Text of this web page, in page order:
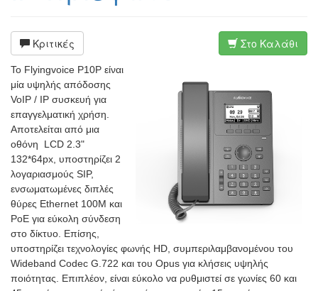
Κριτικές Στο Καλάθι
Το Flyingvoice P10P είναι
μία υψηλής απόδοσης
VoIP / IP συσκευή για
επαγγελματική χρήση.
Αποτελείται από μια
οθόνη LCD 2.3"
132*64px, υποστηρίζει 2
λογαριασμούς SIP,
ενσωματωμένες διπλές
θύρες Ethernet 100M και
PoE για εύκολη σύνδεση
στο δίκτυο. Επίσης,
υποστηρίζει τεχνολογίες φωνής HD, συμπεριλαμβανομένου του
Wideband Codec G.722 και του Opus για κλήσεις υψηλής
ποιότητας. Επιπλέον, είναι εύκολο να ρυθμιστεί σε γωνίες 60 και